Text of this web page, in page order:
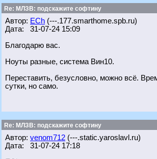
Re: МЛЗВ: подскажите софтину
Автор: ECh (---.177.smarthome.spb.ru)
Дата: 31-07-24 15:09
Благодарю вас.
Ноуты разные, система Вин10.
Переставить, безусловно, можно всё.
сутки, но само.
Re: МЛЗВ: подскажите софтину
Автор: venom712 (---.static.yaroslavl.ru)
Дата: 31-07-24 17:18